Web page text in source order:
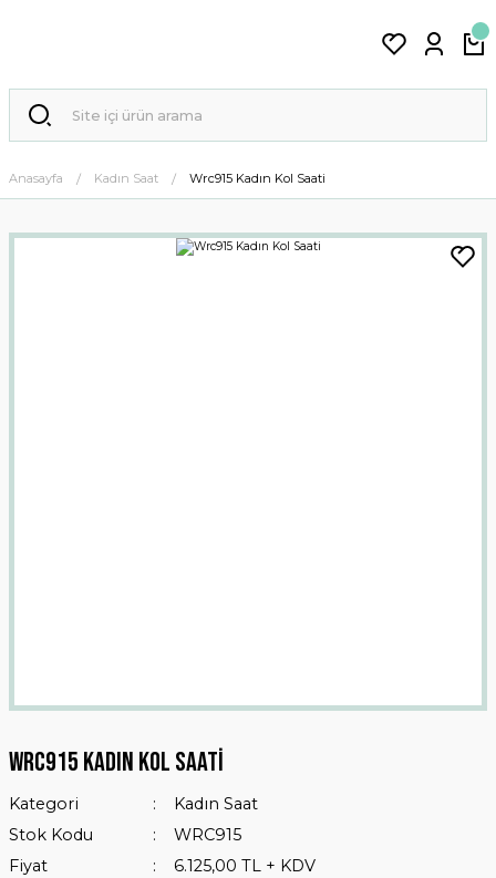
Anasayfa Kadın Saat Wrc915 Kadın Kol Saati
Wrc915 Kadın Kol Saati
Kategori
Kadın Saat
Stok Kodu
WRC915
Fiyat
6.125,00 TL + KDV